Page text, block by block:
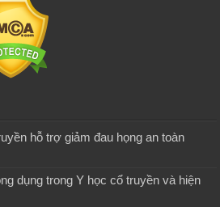
hỗ trợ giảm đau họng an toàn
dụng trong Y học cổ truyền và hiện